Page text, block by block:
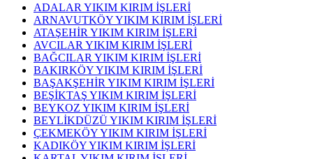
ADALAR YIKIM KIRIM İŞLERİ
ARNAVUTKÖY YIKIM KIRIM İŞLERİ
ATAŞEHİR YIKIM KIRIM İŞLERİ
AVCILAR YIKIM KIRIM İŞLERİ
BAĞCILAR YIKIM KIRIM İŞLERİ
BAKIRKÖY YIKIM KIRIM İŞLERİ
BAŞAKŞEHİR YIKIM KIRIM İŞLERİ
BEŞİKTAŞ YIKIM KIRIM İŞLERİ
BEYKOZ YIKIM KIRIM İŞLERİ
BEYLİKDÜZÜ YIKIM KIRIM İŞLERİ
ÇEKMEKÖY YIKIM KIRIM İŞLERİ
KADIKÖY YIKIM KIRIM İŞLERİ